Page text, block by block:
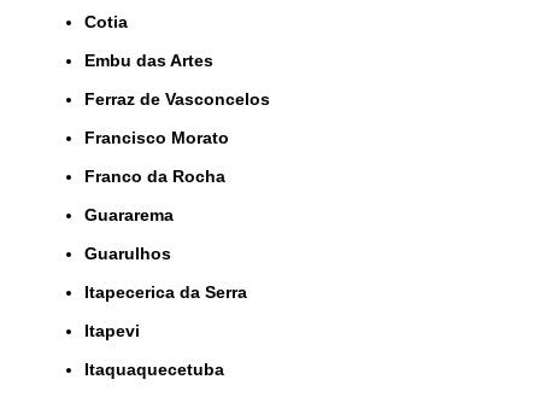
Cotia
Embu das Artes
Ferraz de Vasconcelos
Francisco Morato
Franco da Rocha
Guararema
Guarulhos
Itapecerica da Serra
Itapevi
Itaquaquecetuba